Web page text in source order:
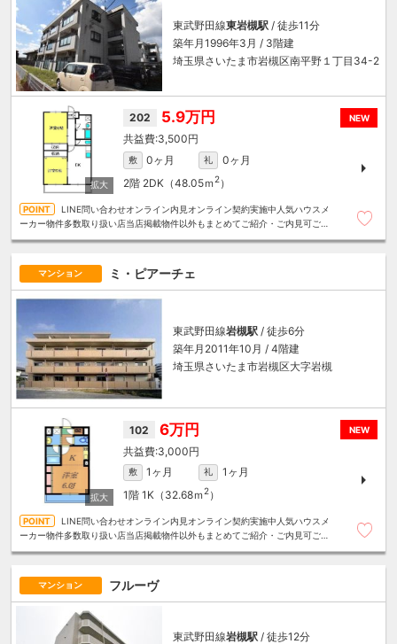
東武野田線東岩槻駅 / 徒歩11分
築年月1996年3月 / 3階建
埼玉県さいたま市岩槻区南平野１丁目34-2
NEW
202 5.9万円
3,500円
敷 0ヶ月 礼
0ヶ月
2階 2DK（48.05ｍ 2）
LINE問い合わせオンライン内見オンライン契約実施中人気ハウスメ
ーカー物件多数取り扱い店当店掲載物件以外もまとめてご紹介・ご内見可ご予
マンション ミ・ピアーチェ
東武野田線岩槻駅 / 徒歩6分
築年月2011年10月 / 4階建
埼玉県さいたま市岩槻区大字岩槻
NEW
102 6万円
3,000円
敷 1ヶ月 礼
1ヶ月
1階 1K（32.68ｍ 2）
LINE問い合わせオンライン内見オンライン契約実施中人気ハウスメ
ーカー物件多数取り扱い店当店掲載物件以外もまとめてご紹介・ご内見可ご予
マンション フルーヴ
東武野田線岩槻駅 / 徒歩12分